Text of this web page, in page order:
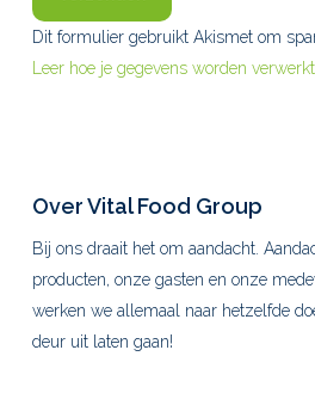
Dit formulier gebruikt Akismet om
Leer hoe je gegevens worden verwerkt.
Over Vital Food Group
Bij ons draait het om aandacht.
producten, onze gasten en onze
werken we allemaal naar hetzelfde
deur uit laten gaan!